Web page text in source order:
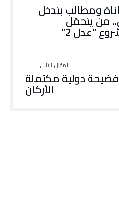
ومطالب بتدخل
من يتحمّل
مسؤولية تعثّر مشروع “عدل 2”
2025”.. فضيحة دولية مكتملة
الأركان